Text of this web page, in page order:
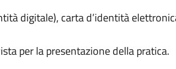
digitale), carta d’identità
per la presentazione della pratica.